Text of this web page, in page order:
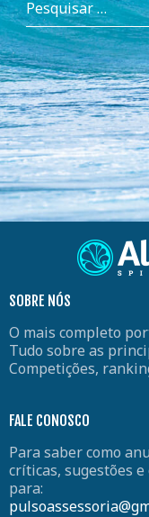
SOBRE NÓS
O mais completo
Tudo sobre as
Competições,
FALE CONOSCO
Para saber como
críticas, sugestões
para: